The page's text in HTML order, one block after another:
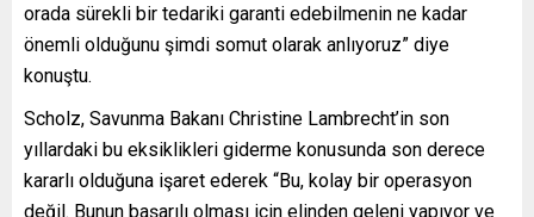
orada sürekli bir tedariki garanti edebilmenin ne kadar
önemli olduğunu şimdi somut olarak anlıyoruz” diye
konuştu.
Scholz, Savunma Bakanı Christine Lambrecht’in son
yıllardaki bu eksiklikleri giderme konusunda son derece
kararlı olduğuna işaret ederek “Bu, kolay bir operasyon
değil. Bunun başarılı olması için elinden geleni yapıyor ve